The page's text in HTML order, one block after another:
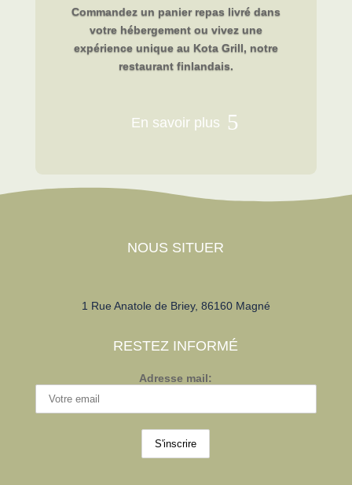
Commandez un panier repas livré dans
votre hébergement ou vivez une
expérience unique au Kota Grill, notre
restaurant finlandais.
En savoir plus
NOUS SITUER
1 Rue Anatole de Briey, 86160 Magné
RESTEZ INFORMÉ
Adresse mail: